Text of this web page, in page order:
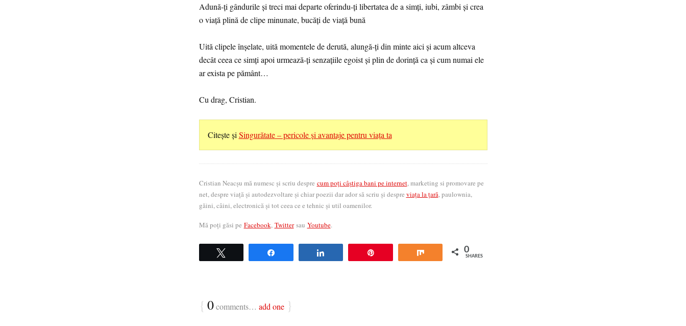
Adună-ți gândurile și treci mai departe oferindu-ți libertatea de a simți, iubi, zâmbi și crea
o viață plină de clipe minunate, bucăți de viață bună
Uită clipele înșelate, uită momentele de derută, alungă-ți din minte aici și acum altceva
decât ceea ce simți apoi urmează-ți senzațiile egoist și plin de dorință ca și cum numai ele
ar exista pe pământ…
Cu drag, Cristian.
Citește și Singurătate – pericole și avantaje pentru viața ta
Cristian Neacșu mă numesc și scriu despre cum poți câștiga bani pe internet, marketing si promovare pe
net, despre viață și autodezvoltare și chiar poezii dar ador să scriu și despre viața la țară, paulownia,
găini, câini, electronică și tot ceea ce e tehnic și util oamenilor.
Mă poți găsi pe Facebook, Twittersau Youtube.
0
SHARES
{ 0comments… add one }